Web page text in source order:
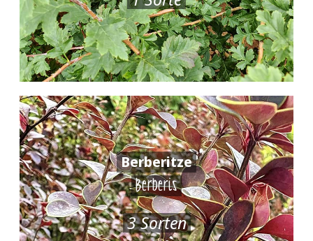
Berberitze
Berberis
3 Sorten